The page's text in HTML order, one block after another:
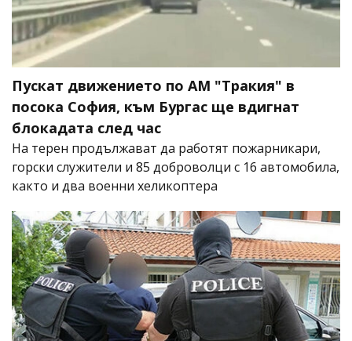
Пускат движението по АМ "Тракия" в
посока София, към Бургас ще вдигнат
блокадата след час
На терен продължават да работят пожарникари,
горски служители и 85 доброволци с 16 автомобила,
както и два военни хеликоптера